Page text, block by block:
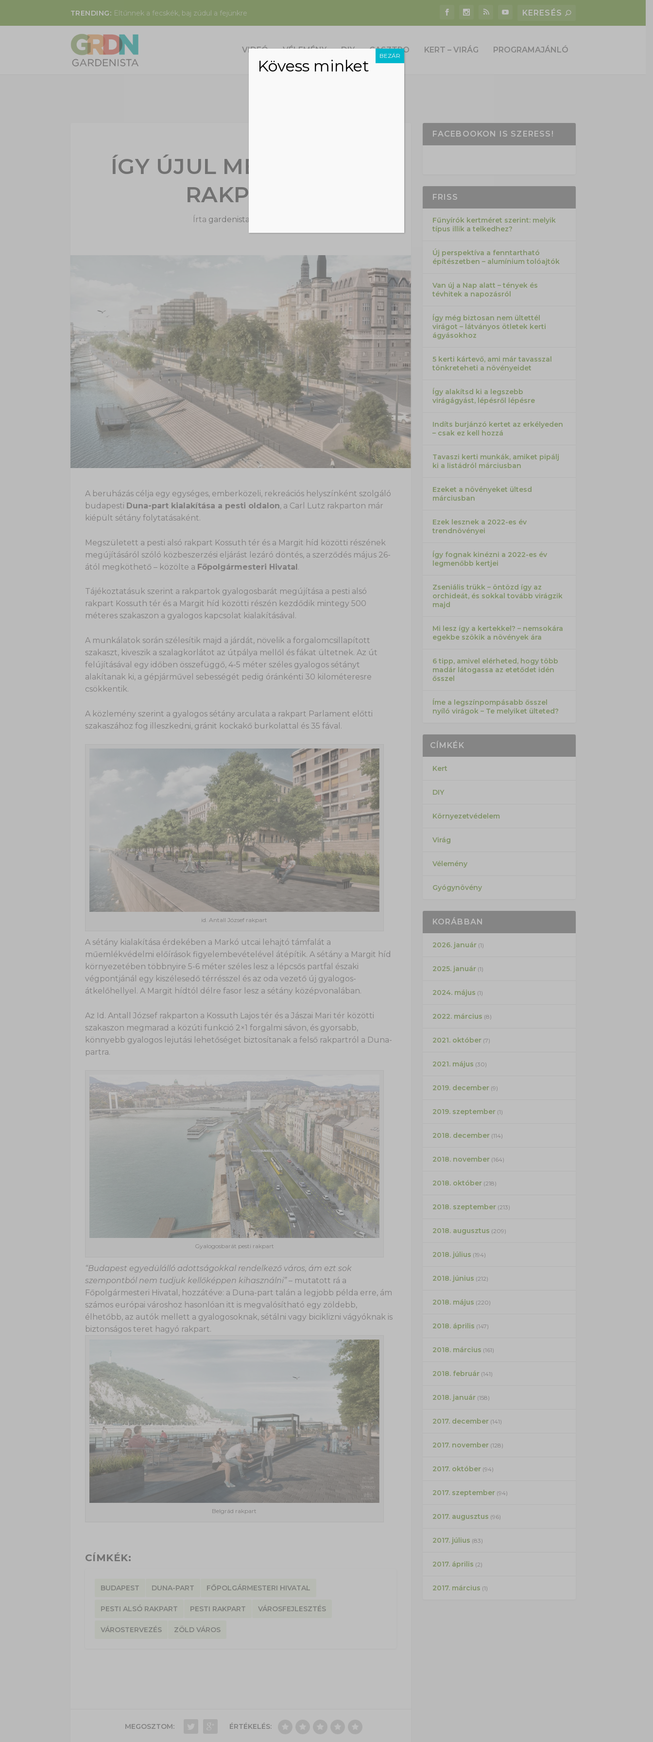
TRENDING: Eltűnnek a fecskék, baj zúdul a fejünkre
VIDEÓ VÉLEMÉNY DIY GASZTRO KERT – VIRÁG PROGRAMAJÁNLÓ
ÍGY ÚJUL MEG A PESTI
RAKPART
Írta gardenista
A beruházás célja egy egységes, emberközeli, rekreációs helyszínként szolgáló
budapesti Duna-part kialakítása a pesti oldalon, a Carl Lutz rakparton már
kiépült sétány folytatásaként.
Megszületett a pesti alsó rakpart Kossuth tér és a Margit híd közötti részének
megújításáról szóló közbeszerzési eljárást lezáró döntés, a szerződés május 26-
ától megköthető – közölte a Főpolgármesteri Hivatal.
Tájékoztatásuk szerint a rakpartok gyalogosbarát megújítása a pesti alsó
rakpart Kossuth tér és a Margit híd közötti részén kezdődik mintegy 500
méteres szakaszon a gyalogos kapcsolat kialakításával.
A munkálatok során szélesítik majd a járdát, növelik a forgalomcsillapított
szakaszt, kiveszik a szalagkorlátot az útpálya mellől és fákat ültetnek. Az út
felújításával egy időben összefüggő, 4-5 méter széles gyalogos sétányt
alakítanak ki, a gépjárművel sebességét pedig óránkénti 30 kilométeresre
csökkentik.
A közlemény szerint a gyalogos sétány arculata a rakpart Parlament előtti
szakaszához fog illeszkedni, gránit kockakő burkolattal és 35 fával.
id. Antall József rakpart
A sétány kialakítása érdekében a Markó utcai lehajtó támfalát a
műemlékvédelmi előírások figyelembevételével átépítik. A sétány a Margit híd
környezetében többnyire 5-6 méter széles lesz a lépcsős partfal északi
végpontjánál egy kiszélesedő térrésszel és az oda vezető új gyalogos-
átkelőhellyel. A Margit hídtól délre fasor lesz a sétány középvonalában.
Az Id. Antall József rakparton a Kossuth Lajos tér és a Jászai Mari tér közötti
szakaszon megmarad a közúti funkció 2×1 forgalmi sávon, és gyorsabb,
könnyebb gyalogos lejutási lehetőséget biztosítanak a felső rakpartról a Duna-
partra.
Gyalogosbarát pesti rakpart
“Budapest egyedülálló adottságokkal rendelkező város, ám ezt sok
szempontból nem tudjuk kellőképpen kihasználni”– mutatott rá a
Főpolgármesteri Hivatal, hozzátéve: a Duna-part talán a legjobb példa erre, ám
számos európai városhoz hasonlóan itt is megvalósítható egy zöldebb,
élhetőbb, az autók mellett a gyalogosoknak, sétálni vagy biciklizni vágyóknak is
biztonságos teret hagyó rakpart.
Belgrád rakpart
CÍMKÉK:
BUDAPEST DUNA-PART FŐPOLGÁRMESTERI HIVATAL
PESTI ALSÓ RAKPART PESTI RAKPART VÁROSFEJLESZTÉS
VÁROSTERVEZÉS ZÖLD VÁROS
MEGOSZTOM: ÉRTÉKELÉS:
FACEBOOKON IS SZERESS!
FRISS
Fűnyírók kertméret szerint: melyik
típus illik a telkedhez?
Új perspektíva a fenntartható
építészetben – alumínium tolóajtók
Van új a Nap alatt – tények és
tévhitek a napozásról
Így még biztosan nem ültettél
virágot – látványos ötletek kerti
ágyásokhoz
5 kerti kártevő, ami már tavasszal
tönkreteheti a növényeidet
Így alakítsd ki a legszebb
virágágyást, lépésről lépésre
Indíts burjánzó kertet az erkélyeden
– csak ez kell hozzá
Tavaszi kerti munkák, amiket pipálj
ki a listádról márciusban
Ezeket a növényeket ültesd
márciusban
Ezek lesznek a 2022-es év
trendnövényei
Így fognak kinézni a 2022-es év
legmenőbb kertjei
Zseniális trükk – öntözd így az
orchideát, és sokkal tovább virágzik
majd
Mi lesz így a kertekkel? – nemsokára
egekbe szökik a növények ára
6 tipp, amivel elérheted, hogy több
madár látogassa az etetődet idén
ősszel
Íme a legszínpompásabb ősszel
nyíló virágok – Te melyiket ülteted?
CÍMKÉK
Kert
DIY
Környezetvédelem
Virág
Vélemény
Gyógynövény
KORÁBBAN
2026. január(1)
2025. január(1)
2024. május (1)
2022. március (8)
2021. október(7)
2021. május (30)
2019. december(9)
2019. szeptember(1)
2018. december(114)
2018. november(164)
2018. október(218)
2018. szeptember(213)
2018. augusztus (209)
2018. július (194)
2018. június (212)
2018. május (220)
2018. április (147)
2018. március (161)
2018. február(141)
2018. január(158)
2017. december(141)
2017. november(128)
2017. október(94)
2017. szeptember(94)
2017. augusztus (96)
2017. július (83)
2017. április (2)
2017. március (1)
Kövess minket
BEZÁR